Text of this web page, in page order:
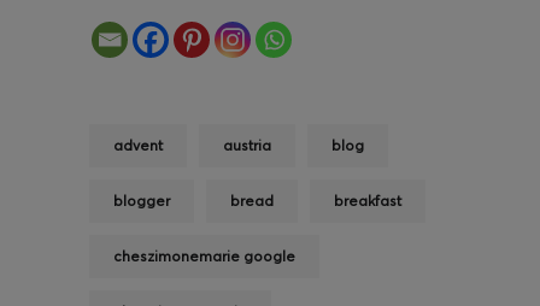
advent austria blog
blogger bread breakfast
cheszimonemarie google